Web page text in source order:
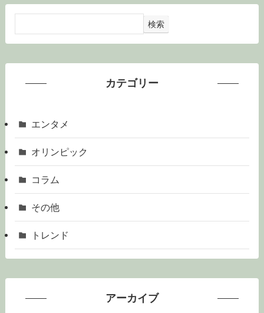
検索
カテゴリー
エンタメ
オリンピック
コラム
その他
トレンド
アーカイブ